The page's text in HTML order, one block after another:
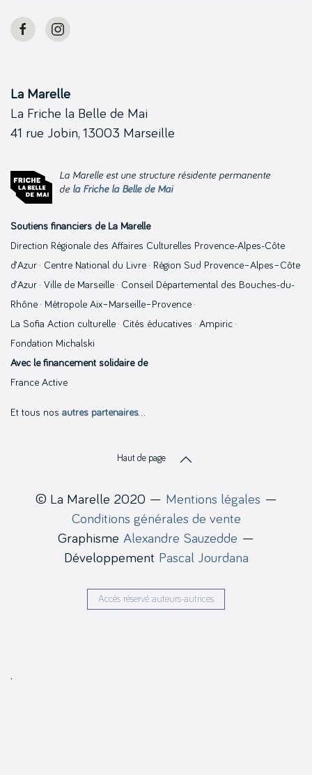
La Marelle
La Friche la Belle de Mai
41 rue Jobin, 13003 Marseille
La Marelle est une structure résidente permanente
de la Friche la Belle de Mai
Soutiens financiers de La Marelle
Direction Régionale des Affaires Culturelles Provence-Alpes-Côte
d’Azur · Centre National du Livre · Région Sud Provence–Alpes–Côte
d’Azur · Ville de Marseille · Conseil Départemental des Bouches-du-
Rhône · Métropole Aix–Marseille–Provence ·
La Sofia Action culturelle · Cités éducatives · Ampiric ·
Fondation Michalski
Avec le financement solidaire de
France Active
Et tous nos autres partenaires
Haut de page
© La Marelle 2020 — Mentions légales —
Conditions générales de vente
Graphisme Alexandre Sauzedde —
Développement Pascal Jourdana
Accès réservé auteurs-autrices
.